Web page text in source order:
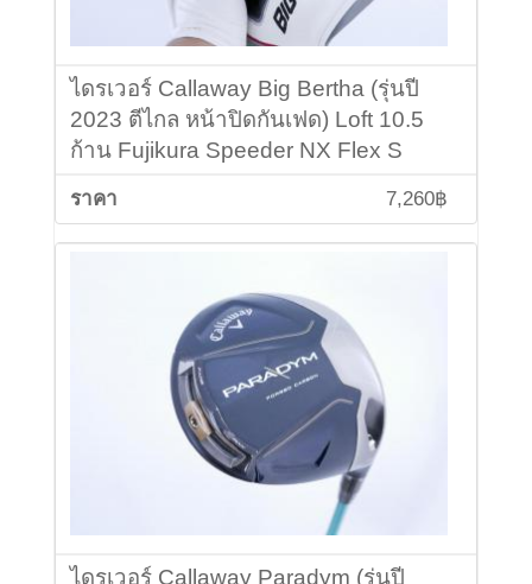
ไดรเวอร์ Callaway Big Bertha (รุ่นปี
2023 ตีไกล หน้าปิดกันเฟด) Loft 10.5
ก้าน Fujikura Speeder NX Flex S
7,260฿
ไดรเวอร์ Callaway Paradym (รุ่นปี